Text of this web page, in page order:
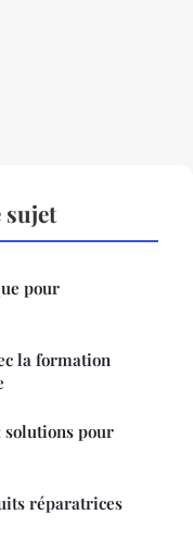
pour
la formation
solutions pour
réparatrices